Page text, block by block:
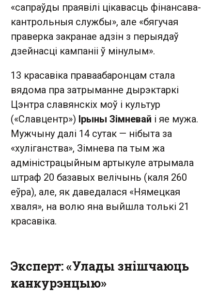
«сапраўды праявілі цікавасць фінансава-
кантрольныя службы», але «бягучая
праверка закранае адзін з перыядаў
дзейнасці кампаніі ў мінулым».
13 красавіка праваабаронцам стала
вядома пра затрыманне дырэктаркі
Цэнтра славянскіх моў і культур
(«Славцентр») Ірыны Зімневай і яе мужа.
Мужчыну далі 14 сутак — нібыта за
«хуліганства», Зімнева па тым жа
адміністрацыйным артыкуле атрымала
штраф 20 базавых велічынь (каля 260
еўра), але, як даведалася «Нямецкая
хваля», на волю яна выйшла толькі 21
красавіка.
Эксперт: «Улады знішчаюць
канкурэнцыю»